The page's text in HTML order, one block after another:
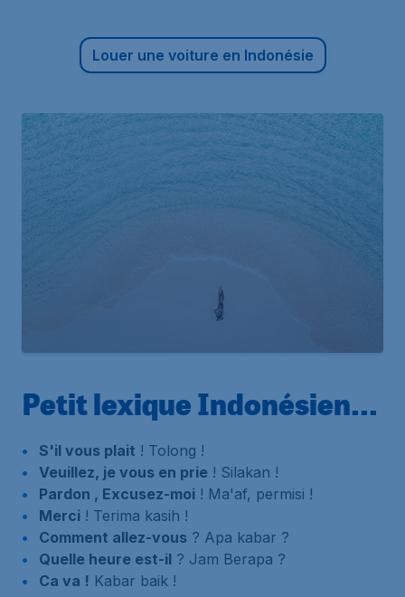
Louer une voiture en Indonésie
Petit lexique Indonésien...
S'il vous plait ! Tolong !
Veuillez, je vous en prie ! Silakan !
Pardon , Excusez-moi ! Ma'af, permisi !
Merci ! Terima kasih !
Comment allez-vous ? Apa kabar ?
Quelle heure est-il ? Jam Berapa ?
Ca va ! Kabar baik !